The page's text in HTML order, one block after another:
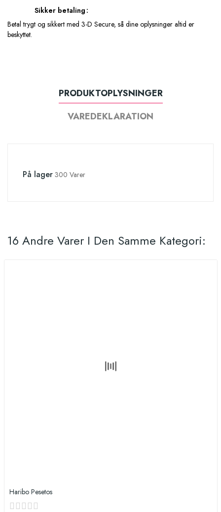
Sikker betaling
Betal trygt og sikkert med 3-D Secure, så dine oplysninger altid er
beskyttet.
PRODUKTOPLYSNINGER
VAREDEKLARATION
På lager 300 Varer
16 Andre Varer I Den Samme Kategori:
Haribo Pesetos